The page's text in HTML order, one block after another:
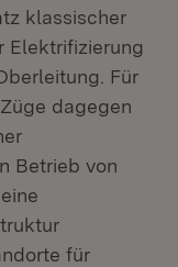
klassischer
Elektrifizierung
Für
dagegen
Betrieb von
für